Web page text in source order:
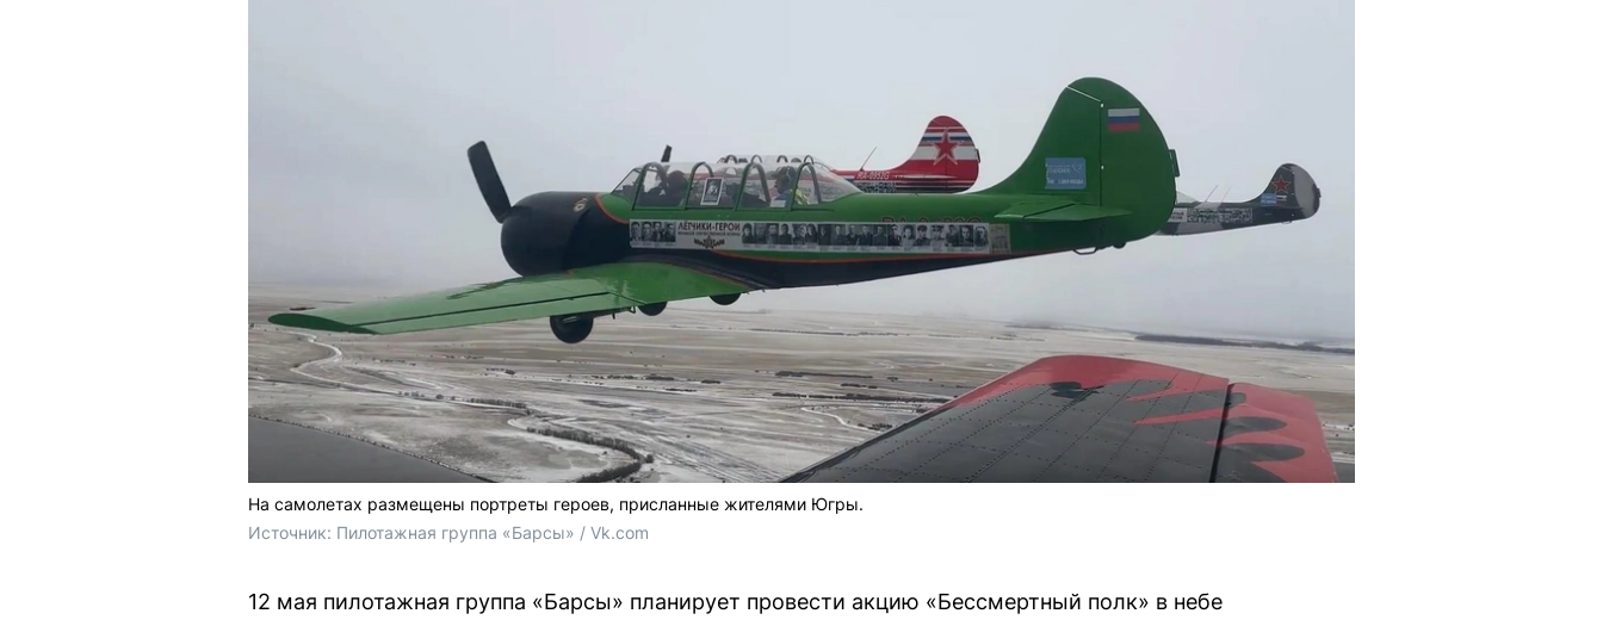
На самолетах размещены портреты героев, присланные жителями Югры.
Источник: Пилотажная группа «Барсы» / Vk.com
12 мая пилотажная группа «Барсы» планирует провести акцию «Бессмертный полк» в небе